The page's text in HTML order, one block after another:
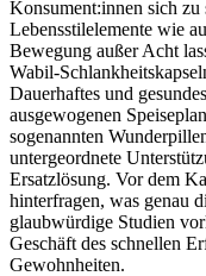
Konsument:innen sich zu
Lebensstilelemente wie
Bewegung außer Acht
Wabil-
Dauerhaftes und
ausgewogenen
sogenannten
untergeordnete
Ersatzlösung. Vor dem
hinterfragen, was genau
glaubwürdige Studien
Geschäft des schnellen
Gewohnheiten.